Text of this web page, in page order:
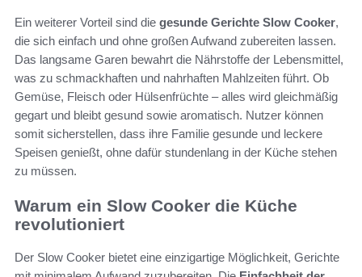
Ein weiterer Vorteil sind die gesunde Gerichte Slow Cooker,
die sich einfach und ohne großen Aufwand zubereiten lassen.
Das langsame Garen bewahrt die Nährstoffe der Lebensmittel,
was zu schmackhaften und nahrhaften Mahlzeiten führt. Ob
Gemüse, Fleisch oder Hülsenfrüchte – alles wird gleichmäßig
gegart und bleibt gesund sowie aromatisch. Nutzer können
somit sicherstellen, dass ihre Familie gesunde und leckere
Speisen genießt, ohne dafür stundenlang in der Küche stehen
zu müssen.
Warum ein Slow Cooker die Küche
revolutioniert
Der Slow Cooker bietet eine einzigartige Möglichkeit, Gerichte